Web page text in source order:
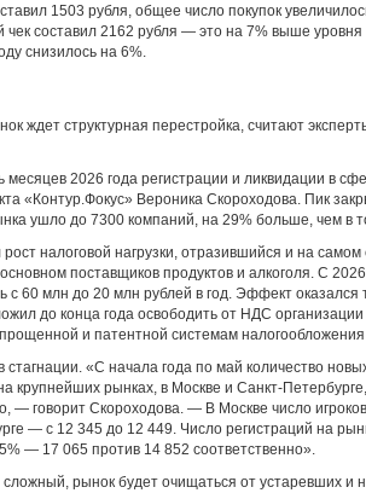
1503 рубля, общее число покупок
чек составил 2162 рубля — это на 7% выше
снизилось на 6%.
ждет структурная перестройка, считают
месяцев 2026 года регистрации и ликвидации в
«Контур.Фокус» Вероника Скороходова. Пик
ушло до 7300 компаний, на 29% больше, чем в
налоговой нагрузки, отразившийся и на
поставщиков продуктов и алкоголя. С
с 60 млн до 20 млн рублей в год. Эффект оказался
до конца года освободить от НДС
и патентной системам
стагнации. «С начала года по май количество
крупнейших рынках, в Москве и Санкт-
— говорит Скороходова. — В Москве число
— с 12 345 до 12 449. Число регистраций на
— 17 065 против 14 852 соответственно».
сложный, рынок будет очищаться от устаревших и